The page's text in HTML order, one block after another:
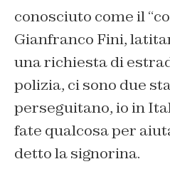
conosciuto come il
Gianfranco Fini,
una richiesta di
polizia, ci sono due
perseguitano, io in
fate qualcosa per
detto la signorina.